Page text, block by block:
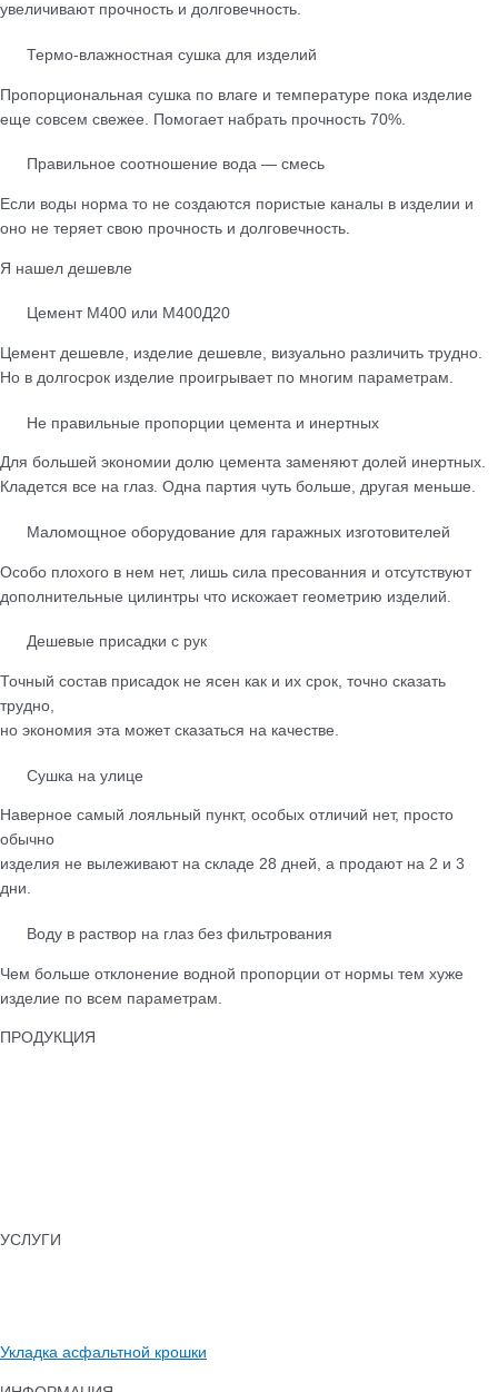
увеличивают прочность и долговечность.
Термо-влажностная сушка для изделий
Пропорциональная сушка по влаге и температуре пока изделие
еще совсем свежее. Помогает набрать прочность 70%.
Правильное соотношение вода — смесь
Если воды норма то не создаются пористые каналы в изделии и
оно не теряет свою прочность и долговечность.
Я нашел дешевле
Цемент М400 или М400Д20
Цемент дешевле, изделие дешевле, визуально различить трудно.
Но в долгосрок изделие проигрывает по многим параметрам.
Не правильные пропорции цемента и инертных
Для большей экономии долю цемента заменяют долей инертных.
Кладется все на глаз. Одна партия чуть больше, другая меньше.
Маломощное оборудование для гаражных изготовителей
Особо плохого в нем нет, лишь сила пресованния и отсутствуют
дополнительные цилинтры что искожает геометрию изделий.
Дешевые присадки с рук
Точный состав присадок не ясен как и их срок, точно сказать
трудно,
но экономия эта может сказаться на качестве.
Сушка на улице
Наверное самый лояльный пункт, особых отличий нет, просто
обычно
изделия не вылеживают на складе 28 дней, а продают на 2 и 3
дни.
Воду в раствор на глаз без фильтрования
Чем больше отклонение водной пропорции от нормы тем хуже
изделие по всем параметрам.
ПРОДУКЦИЯ
УСЛУГИ
Укладка асфальтной крошки